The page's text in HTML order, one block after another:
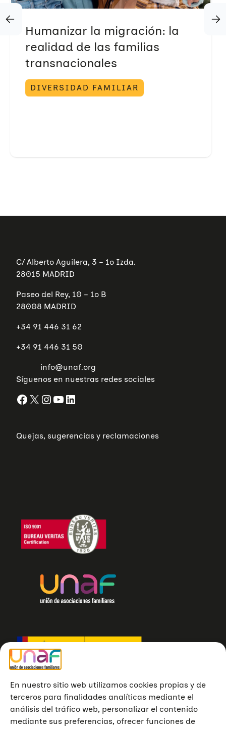
En nuestro sitio web utilizamos cookies propias y de
terceros para finalidades analíticas mediante el
análisis del tráfico web, personalizar el contenido
mediante sus preferencias, ofrecer funciones de
Humanizar la migración: la
realidad de las familias
transnacionales
DIVERSIDAD FAMILIAR
C/ Alberto Aguilera, 3 – 1º Izda.
28015 MADRID
Paseo del Rey, 10 – 1º B
28008 MADRID
+34 91 446 31 62
+34 91 446 31 50
info@unaf.org
Síguenos en nuestras redes sociales
Facebook X InstagramYouTube LinkedIn
Quejas, sugerencias y reclamaciones